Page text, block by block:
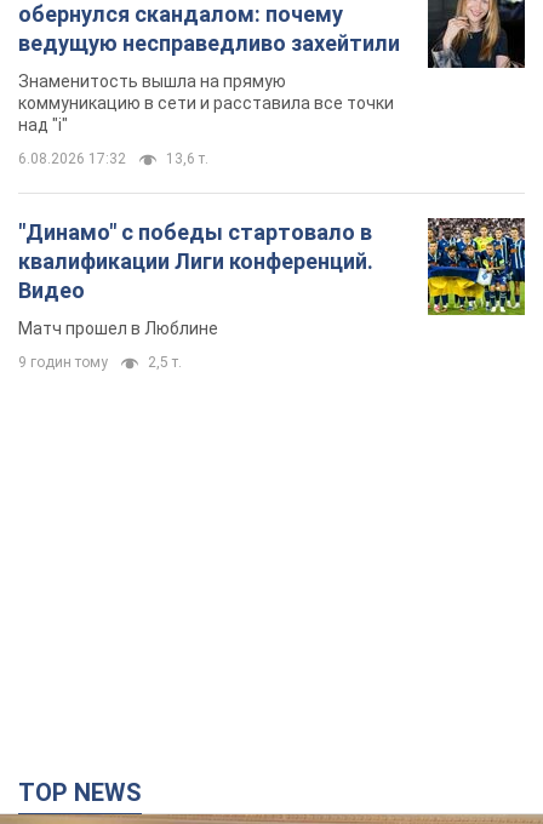
обернулся скандалом: почему
ведущую несправедливо захейтили
Знаменитость вышла на прямую
коммуникацию в сети и расставила все точки
над "i"
6.08.2026 17:32 13,6 т.
"Динамо" с победы стартовало в
квалификации Лиги конференций.
Видео
Матч прошел в Люблине
9 годин тому 2,5 т.
TOP NEWS